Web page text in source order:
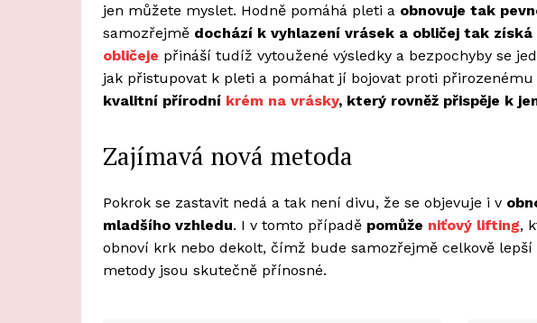
jen můžete myslet. Hodně pomáhá pleti a obnovuje tak
samozřejmě dochází k vyhlazení vrásek a obličej tak
obličeje přináší tudíž vytoužené výsledky a bezpochyby se
jak přistupovat k pleti a pomáhat jí bojovat proti
kvalitní přírodní krém na vrásky, který rovněž přispěje k
Zajímavá nová metoda
Pokrok se zastavit nedá a tak není divu, že se objevuje i v
mladšího vzhledu. I v tomto případě pomůže niťový lifting,
obnoví krk nebo dekolt, čímž bude samozřejmě celkově
metody jsou skutečně přínosné.